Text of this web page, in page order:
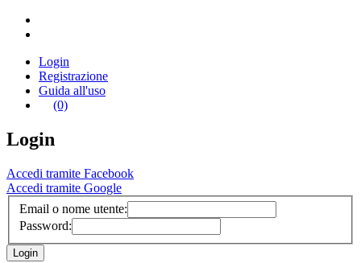
Login
Registrazione
Guida all'uso
(0)
Login
Accedi tramite Facebook
Accedi tramite Google
Email o nome utente:
Password: